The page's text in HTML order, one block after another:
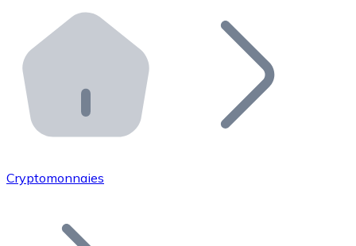
Distributeurs automatiques Bitnovo
Intégrez un ATM Bitnovo dans votre entreprise et
API Bitnovo
Intégrez notre API dans votre écosystème.
Rejoignez notre réseau de distributeurs et
Ajoutez le token de votre projet à notre service
Cryptomonnaies